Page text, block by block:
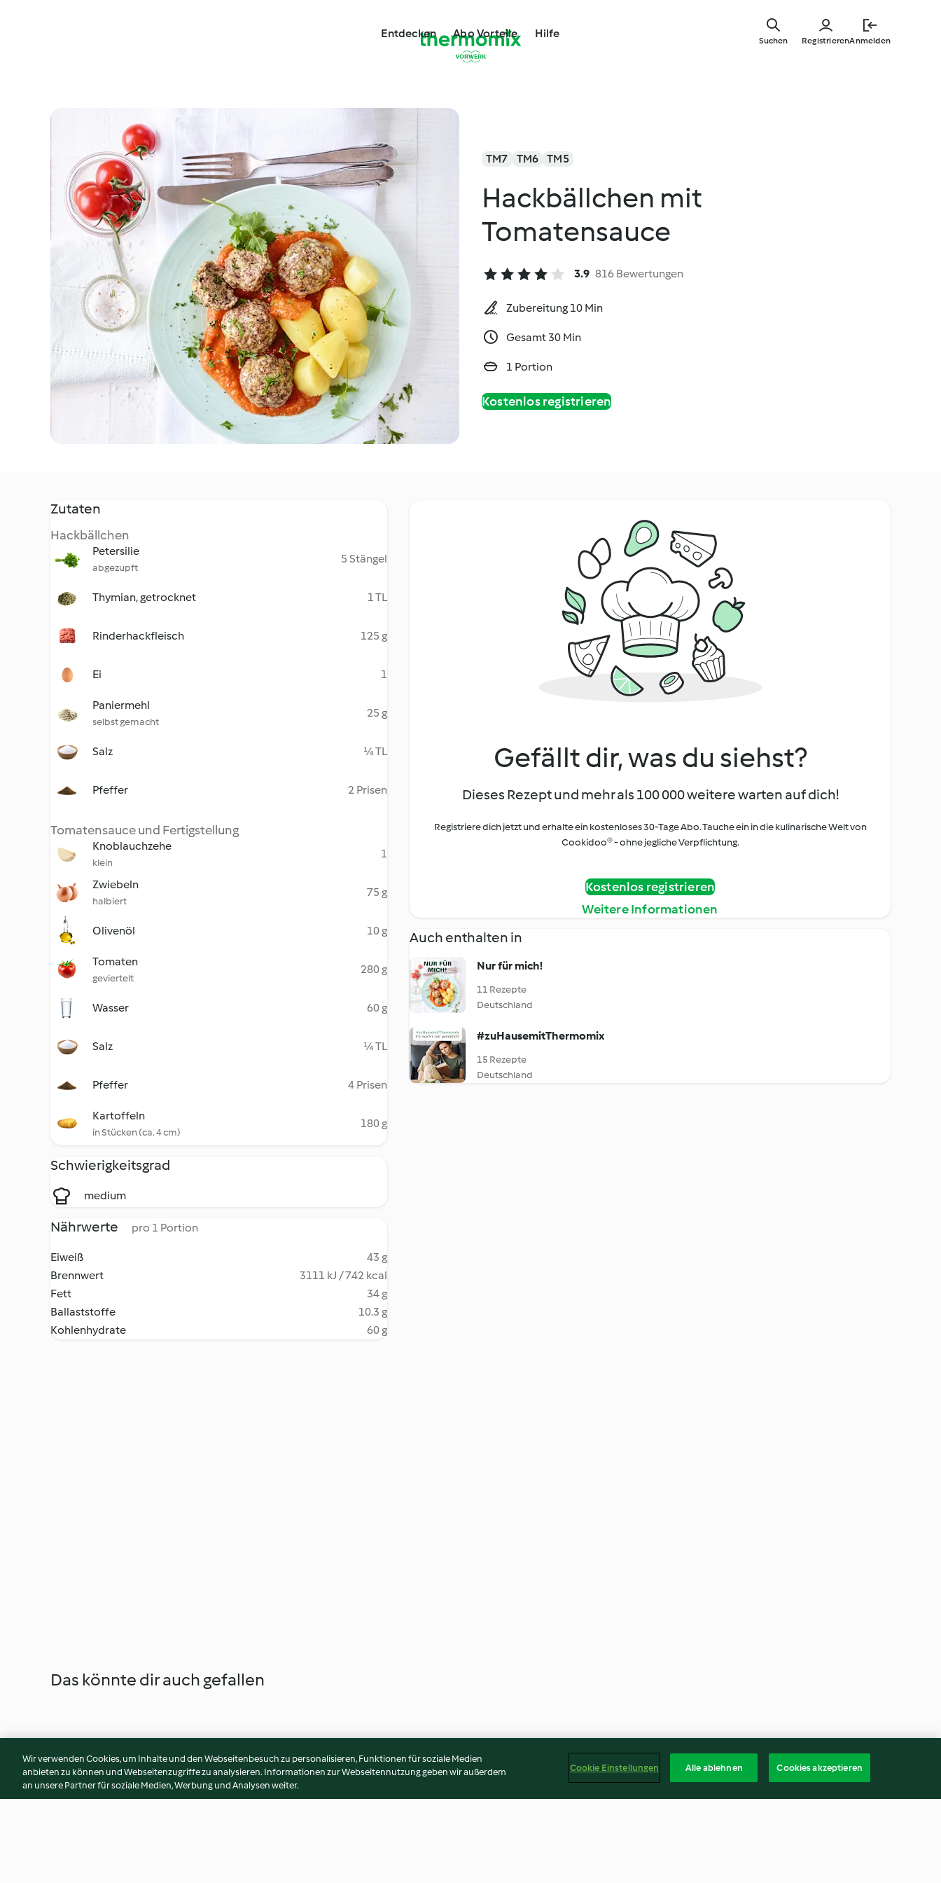
Entdecken Abo Vorteile Hilfe
RegistrierenAnmelden
Suchen
TM7 TM6 TM5
Hackbällchen mit
Tomatensauce
3.9 816 Bewertungen
Zubereitung 10 Min
Gesamt 30 Min
1 Portion
Kostenlos registrieren
Zutaten
Hackbällchen
Petersilie
abgezupft
5 Stängel
Thymian, getrocknet 1 TL
Rinderhackfleisch 125 g
Ei 1
Paniermehl
selbst gemacht
25 g
Salz ¼ TL
Pfeffer 2 Prisen
Tomatensauce und Fertigstellung
Knoblauchzehe
klein
1
Zwiebeln
halbiert
75 g
Olivenöl 10 g
Tomaten
geviertelt
280 g
Wasser 60 g
Salz ¼ TL
Pfeffer 4 Prisen
Kartoffeln
in Stücken (ca. 4 cm)
180 g
Schwierigkeitsgrad
medium
Nährwerte pro 1 Portion
Eiweiß
43 g
Brennwert
3111 kJ / 742 kcal
Fett
34 g
Ballaststoffe
10.3 g
Kohlenhydrate
60 g
Gefällt dir, was du siehst?
Dieses Rezept und mehr als 100 000 weitere warten auf dich!
Registriere dich jetzt und erhalte ein kostenloses 30-Tage Abo. Tauche ein in die kulinarische Welt von
Cookidoo® - ohne jegliche Verpflichtung.
Kostenlos registrieren
Weitere Informationen
Auch enthalten in
Nur für mich!
11 Rezepte
Deutschland
#zuHausemitThermomix
15 Rezepte
Deutschland
Das könnte dir auch gefallen
Wir verwenden Cookies, um Inhalte und den Webseitenbesuch zu personalisieren, Funktionen für soziale Medien
anbieten zu können und Webseitenzugriffe zu analysieren. Informationen zur Webseitennutzung geben wir außerdem
an unsere Partner für soziale Medien, Werbung und Analysen weiter.
Cookie Einstellungen Alle ablehnen Cookies akzeptieren